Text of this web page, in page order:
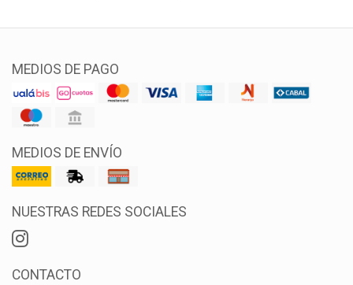
MEDIOS DE PAGO
MEDIOS DE ENVÍO
NUESTRAS REDES SOCIALES
CONTACTO